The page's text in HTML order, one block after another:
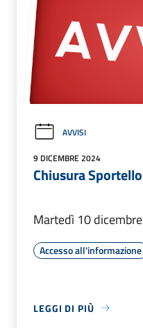
AVVISI
9 DICEMBRE 2024
Chiusura
Martedì 10
Accesso all'informazione
LEGGI DI PIÙ